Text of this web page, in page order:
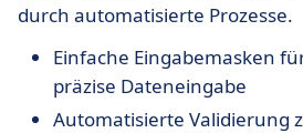
durch automatisierte Prozesse.
Einfache Eingabemasken
präzise Dateneingabe
Automatisierte Validierung